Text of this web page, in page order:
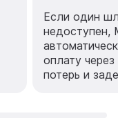
Если один
недоступен,
оплату
потерь и